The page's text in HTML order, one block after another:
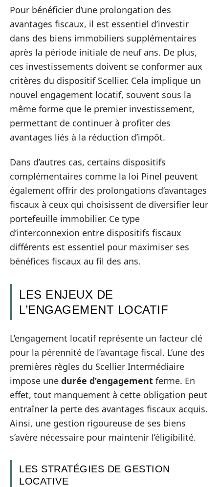
Pour bénéficier d’une prolongation des
avantages fiscaux, il est essentiel d’investir
dans des biens immobiliers supplémentaires
après la période initiale de neuf ans. De plus,
ces investissements doivent se conformer aux
critères du dispositif Scellier. Cela implique un
nouvel engagement locatif, souvent sous la
même forme que le premier investissement,
permettant de continuer à profiter des
avantages liés à la réduction d’impôt.
Dans d’autres cas, certains dispositifs
complémentaires comme la loi Pinel peuvent
également offrir des prolongations d’avantages
fiscaux à ceux qui choisissent de diversifier leur
portefeuille immobilier. Ce type
d’interconnexion entre dispositifs fiscaux
différents est essentiel pour maximiser ses
bénéfices fiscaux au fil des ans.
LES ENJEUX DE
L’ENGAGEMENT LOCATIF
L’engagement locatif représente un facteur clé
pour la pérennité de l’avantage fiscal. L’une des
premières règles du Scellier Intermédiaire
impose une durée d’engagement ferme. En
effet, tout manquement à cette obligation peut
entraîner la perte des avantages fiscaux acquis.
Ainsi, une gestion rigoureuse de ses biens
s’avère nécessaire pour maintenir l’éligibilité.
LES STRATÉGIES DE GESTION
LOCATIVE